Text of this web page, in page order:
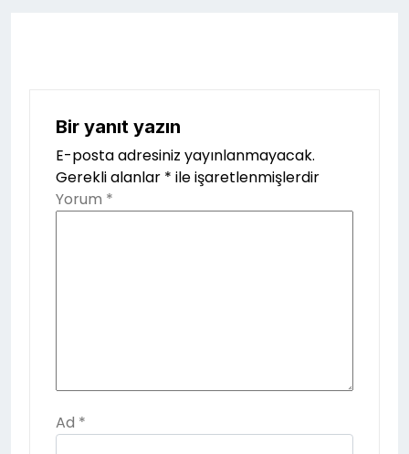
Bir yanıt yazın
E-posta adresiniz yayınlanmayacak.
Gerekli alanlar * ile işaretlenmişlerdir
Yorum *
Ad *